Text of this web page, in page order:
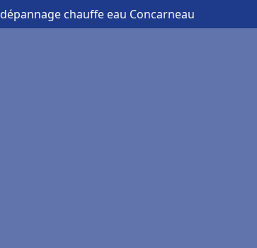
chauffe eau Concarneau